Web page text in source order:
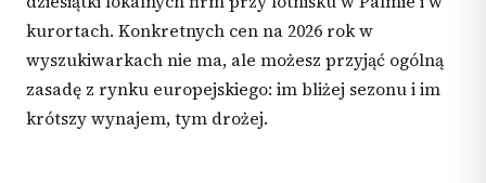
kurortach. Konkretnych cen na 2026 rok w
wyszukiwarkach nie ma, ale możesz przyjąć ogólną
zasadę z rynku europejskiego: im bliżej sezonu i im
krótszy wynajem, tym drożej.